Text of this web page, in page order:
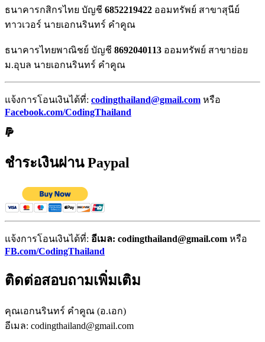
ธนาคารกสิกรไทย บัญชี 6852219422 ออมทรัพย์ สาขาสุนีย์
ทาวเวอร์ นายเอกนรินทร์ คำคูณ
ธนาคารไทยพาณิชย์ บัญชี 8692040113 ออมทรัพย์ สาขาย่อย
ม.อุบล นายเอกนรินทร์ คำคูณ
แจ้งการโอนเงินได้ที่: codingthailand@gmail.com หรือ
Facebook.com/CodingThailand
ชำระเงินผ่าน Paypal
แจ้งการโอนเงินได้ที่: อีเมล: codingthailand@gmail.com หรือ
FB.com/CodingThailand
ติดต่อสอบถามเพิ่มเติม
คุณเอกนรินทร์ คำคูณ (อ.เอก)
อีเมล: codingthailand@gmail.com